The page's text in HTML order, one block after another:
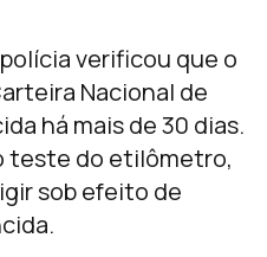
verificou que o
Nacional de
há mais de 30 dias.
teste do etilômetro,
sob efeito de